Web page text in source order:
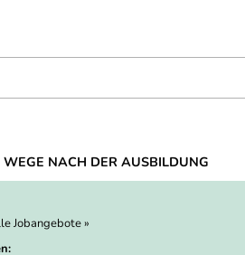
WEGE NACH DER AUSBILDUNG
Jobangebote »